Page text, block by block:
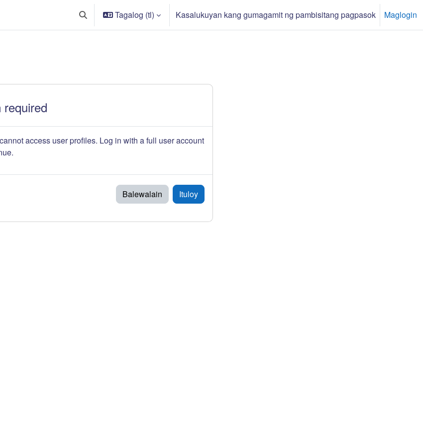
I-toggle ang "input" sa paghahanap
Tagalog ‎(tl)‎ Kasalukuyan kang gumagamit ng pambisitang pagpasok Maglogin
required
access user profiles. Log in with a full user account
Balewalain Ituloy